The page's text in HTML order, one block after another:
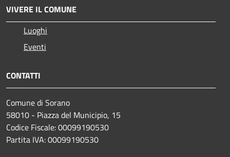
VIVERE IL COMUNE
Luoghi
Eventi
CONTATTI
Comune di Sorano
58010 - Piazza del Municipio, 15
Codice Fiscale: 00099190530
Partita IVA: 00099190530